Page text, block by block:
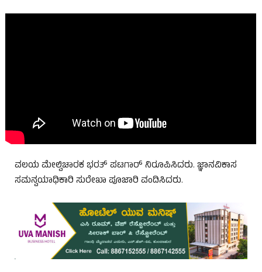
ವಲಯ ಮೇಲ್ವಿಚಾರಕ ಭರತ್ ಪಟಗಾರ್ ನಿರೂಪಿಸಿದರು. ಜ್ಞಾನವಿಕಾಸ
ಸಮನ್ವಯಾಧಿಕಾರಿ ಸುರೇಖಾ ಪೂಜಾರಿ ವಂದಿಸಿದರು.